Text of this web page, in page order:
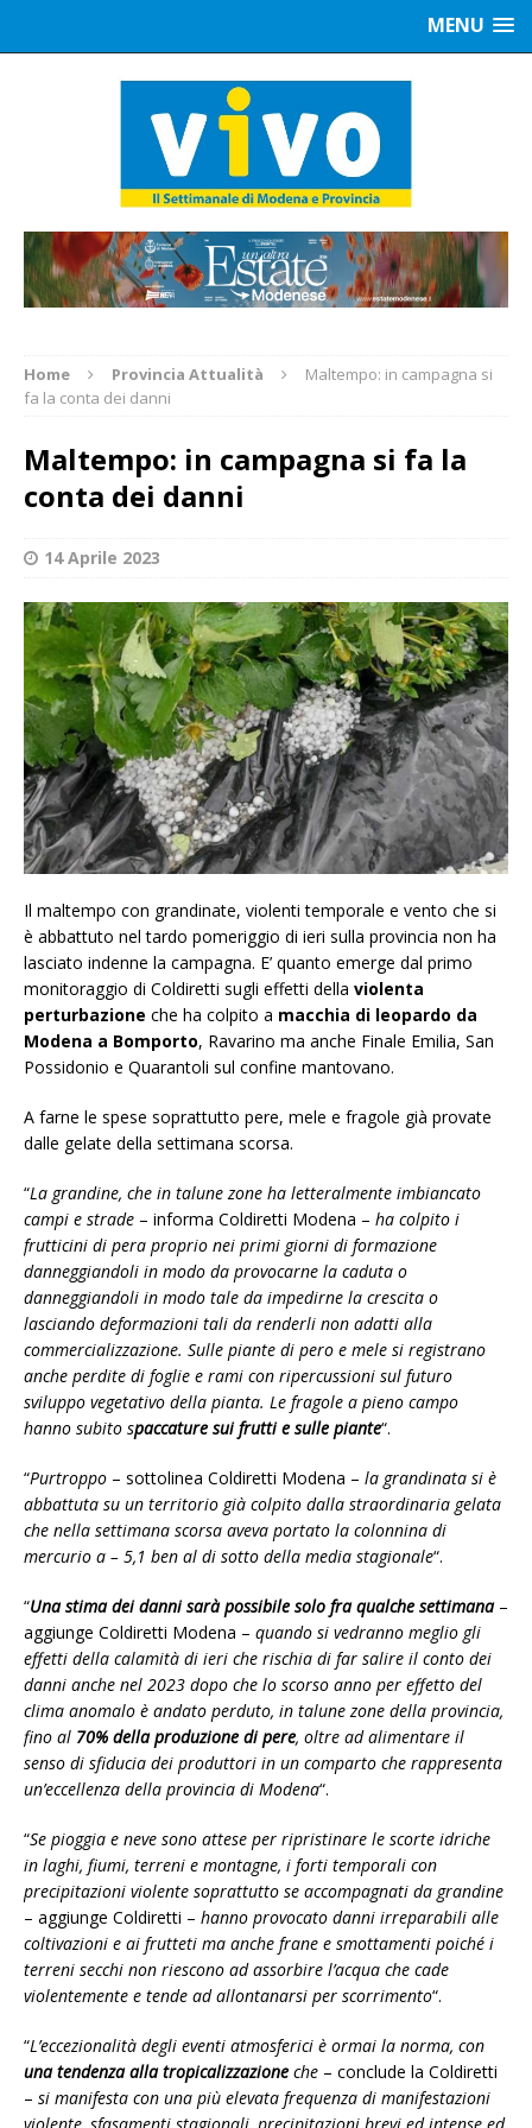
MENU
Home Provincia Attualità
Maltempo: in campagna si
fa la conta dei danni
Maltempo: in campagna si fa la
conta dei danni
14 Aprile 2023
Il maltempo con grandinate, violenti temporale e vento che si
è abbattuto nel tardo pomeriggio di ieri sulla provincia non ha
lasciato indenne la campagna. E’ quanto emerge dal primo
monitoraggio di Coldiretti sugli effetti della violenta
perturbazione che ha colpito a macchia di leopardo da
Modena a Bomporto, Ravarino ma anche Finale Emilia, San
Possidonio e Quarantoli sul confine mantovano.
A farne le spese soprattutto pere, mele e fragole già provate
dalle gelate della settimana scorsa.
“La grandine, che in talune zone ha letteralmente imbiancato
campi e strade – informa Coldiretti Modena – ha colpito i
frutticini di pera proprio nei primi giorni di formazione
danneggiandoli in modo da provocarne la caduta o
danneggiandoli in modo tale da impedirne la crescita o
lasciando deformazioni tali da renderli non adatti alla
commercializzazione. Sulle piante di pero e mele si registrano
anche perdite di foglie e rami con ripercussioni sul futuro
sviluppo vegetativo della pianta. Le fragole a pieno campo
hanno subito spaccature sui frutti e sulle piante“.
“Purtroppo – sottolinea Coldiretti Modena – la grandinata si è
abbattuta su un territorio già colpito dalla straordinaria gelata
che nella settimana scorsa aveva portato la colonnina di
mercurio a – 5,1 ben al di sotto della media stagionale“.
“Una stima dei danni sarà possibile solo fra qualche settimana –
aggiunge Coldiretti Modena – quando si vedranno meglio gli
effetti della calamità di ieri che rischia di far salire il conto dei
danni anche nel 2023 dopo che lo scorso anno per effetto del
clima anomalo è andato perduto, in talune zone della provincia,
fino al 70% della produzione di pere, oltre ad alimentare il
senso di sfiducia dei produttori in un comparto che rappresenta
un’eccellenza della provincia di Modena“.
“Se pioggia e neve sono attese per ripristinare le scorte idriche
in laghi, fiumi, terreni e montagne, i forti temporali con
precipitazioni violente soprattutto se accompagnati da grandine
– aggiunge Coldiretti – hanno provocato danni irreparabili alle
coltivazioni e ai frutteti ma anche frane e smottamenti poiché i
terreni secchi non riescono ad assorbire l’acqua che cade
violentemente e tende ad allontanarsi per scorrimento“.
“L’eccezionalità degli eventi atmosferici è ormai la norma, con
una tendenza alla tropicalizzazione che – conclude la Coldiretti
– si manifesta con una più elevata frequenza di manifestazioni